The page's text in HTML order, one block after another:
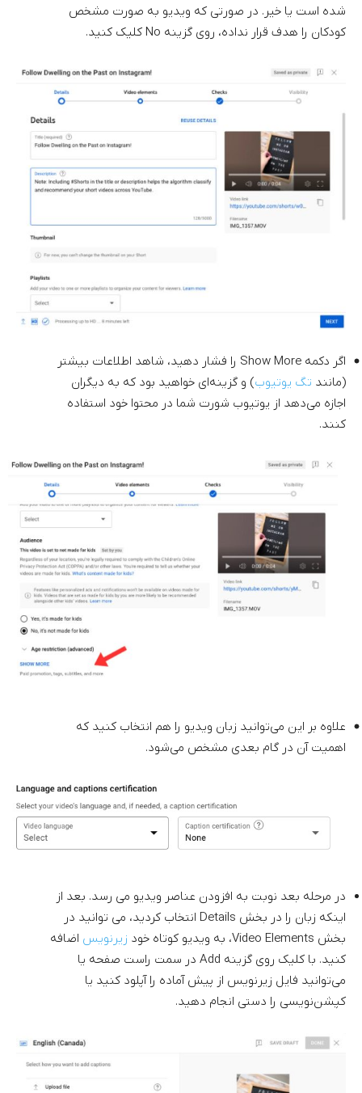
شده است یا خیر. در صورتی که ویدیو به صورت مشخص
کودکان را هدف قرار نداده،‌ روی گزینه No کلیک کنید.
اگر دکمه Show More را فشار دهید، شاهد اطلاعات بیشتر
(مانند تگ یوتیوب) و گزینه‌ای خواهید بود که به دیگران
اجازه می‌دهد از یوتیوب شورت شما در محتوا خود استفاده
کنند.
علاوه بر این می‌توانید زبان ویدیو را هم انتخاب کنید که
اهمیت آن در گام بعدی مشخص می‌شود.
در مرحله بعد نوبت به افزودن عناصر ویدیو می رسد. بعد از
اینکه زبان را در بخش Details انتخاب کردید، می توانید در
بخش Video Elements، به ویدیو کوتاه خود
زیرنویس اضافه
کنید. با کلیک روی گزینه Add در سمت راست صفحه یا
می‌توانید فایل زیرنویس از پیش آماده را آپلود کنید یا
کپشن‌نویسی را دستی انجام دهید.